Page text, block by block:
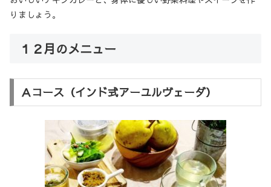
りましょう。
１２月のメニュー
Ａコース（インド式アーユルヴェーダ）